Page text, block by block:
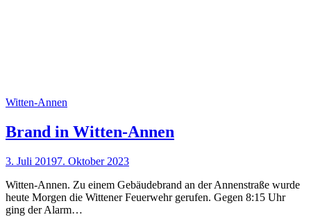
Witten-Annen
Brand in Witten-Annen
3. Juli 20197. Oktober 2023
Witten-Annen. Zu einem Gebäudebrand an der Annenstraße wurde
heute Morgen die Wittener Feuerwehr gerufen. Gegen 8:15 Uhr
ging der Alarm…